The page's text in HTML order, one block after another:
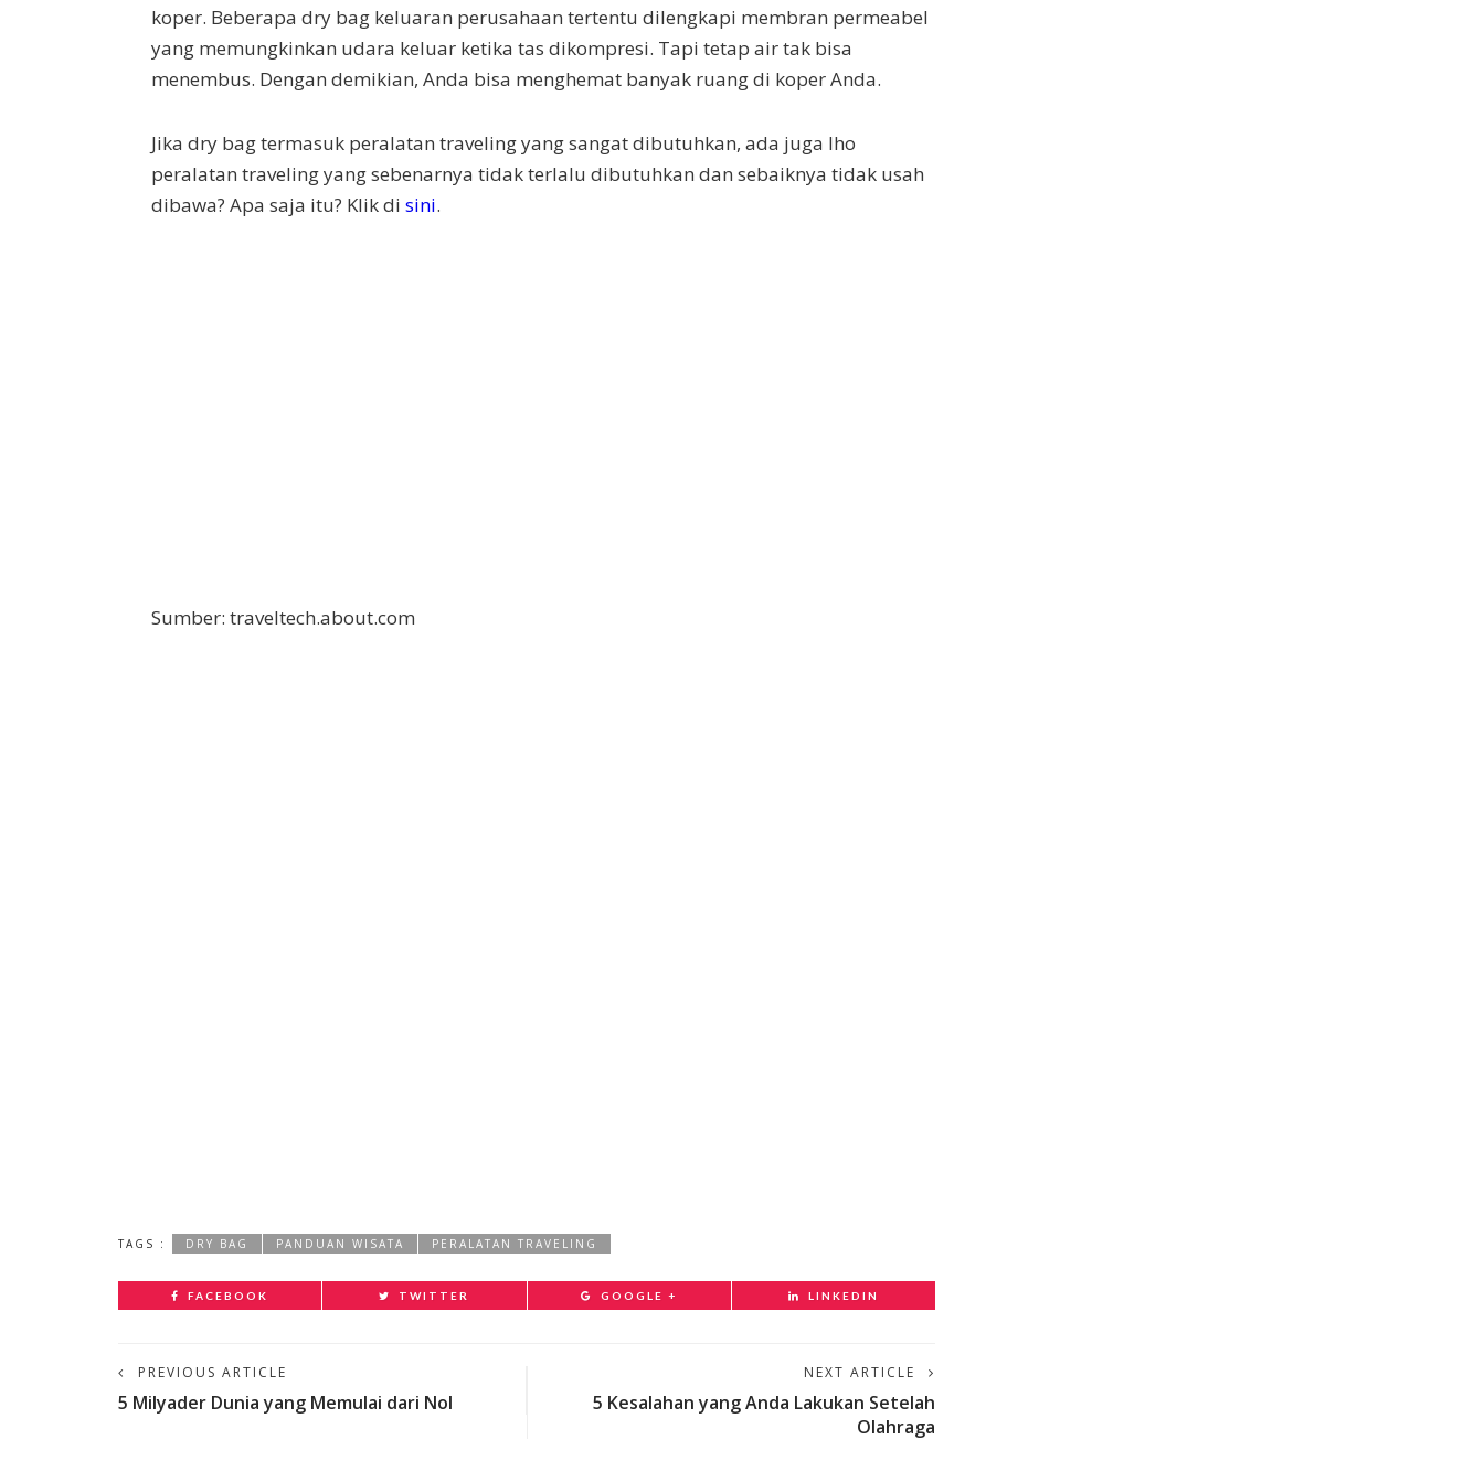
koper. Beberapa dry bag keluaran perusahaan tertentu dilengkapi membran permeabel
yang memungkinkan udara keluar ketika tas dikompresi. Tapi tetap air tak bisa
menembus. Dengan demikian, Anda bisa menghemat banyak ruang di koper Anda.
Jika dry bag termasuk peralatan traveling yang sangat dibutuhkan, ada juga lho
peralatan traveling yang sebenarnya tidak terlalu dibutuhkan dan sebaiknya tidak usah
dibawa? Apa saja itu? Klik di sini.
Sumber: traveltech.about.com
TAGS : DRY BAG PANDUAN WISATA PERALATAN TRAVELING
FACEBOOK TWITTER GOOGLE + LINKEDIN
PREVIOUS ARTICLE
5 Milyader Dunia yang Memulai dari Nol
NEXT ARTICLE
5 Kesalahan yang Anda Lakukan Setelah
Olahraga